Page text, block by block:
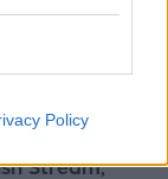
Policy
το μέλλον
Stream,